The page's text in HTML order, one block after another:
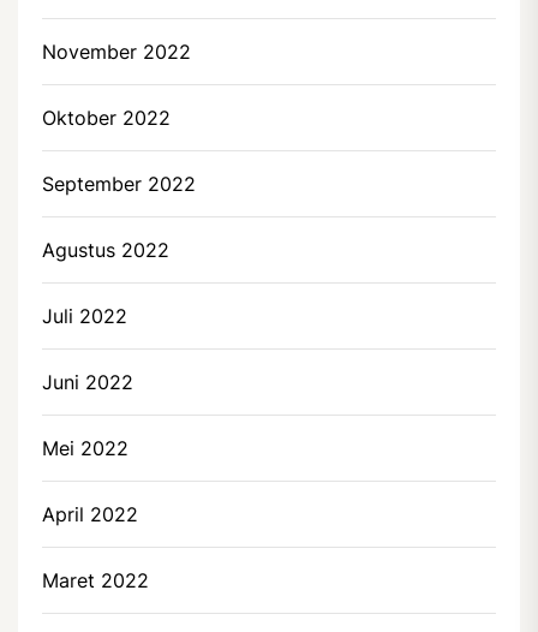
November 2022
Oktober 2022
September 2022
Agustus 2022
Juli 2022
Juni 2022
Mei 2022
April 2022
Maret 2022